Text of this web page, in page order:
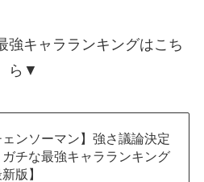
強キャラランキングはこち
ら▼
ェンソーマン】強さ議論決定
ガチな最強キャラランキング
新版】